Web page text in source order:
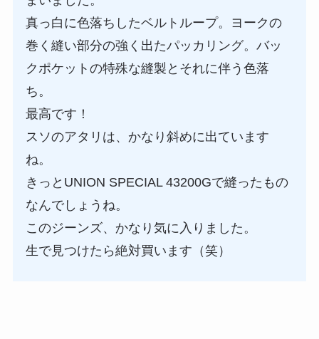
真っ白に色落ちしたベルトループ。ヨークの
巻く縫い部分の強く出たパッカリング。バッ
クポケットの特殊な縫製とそれに伴う色落
ち。
最高です！
スソのアタリは、かなり斜めに出ています
ね。
きっとUNION SPECIAL 43200Gで縫ったもの
なんでしょうね。
このジーンズ、かなり気に入りました。
生で見つけたら絶対買います（笑）